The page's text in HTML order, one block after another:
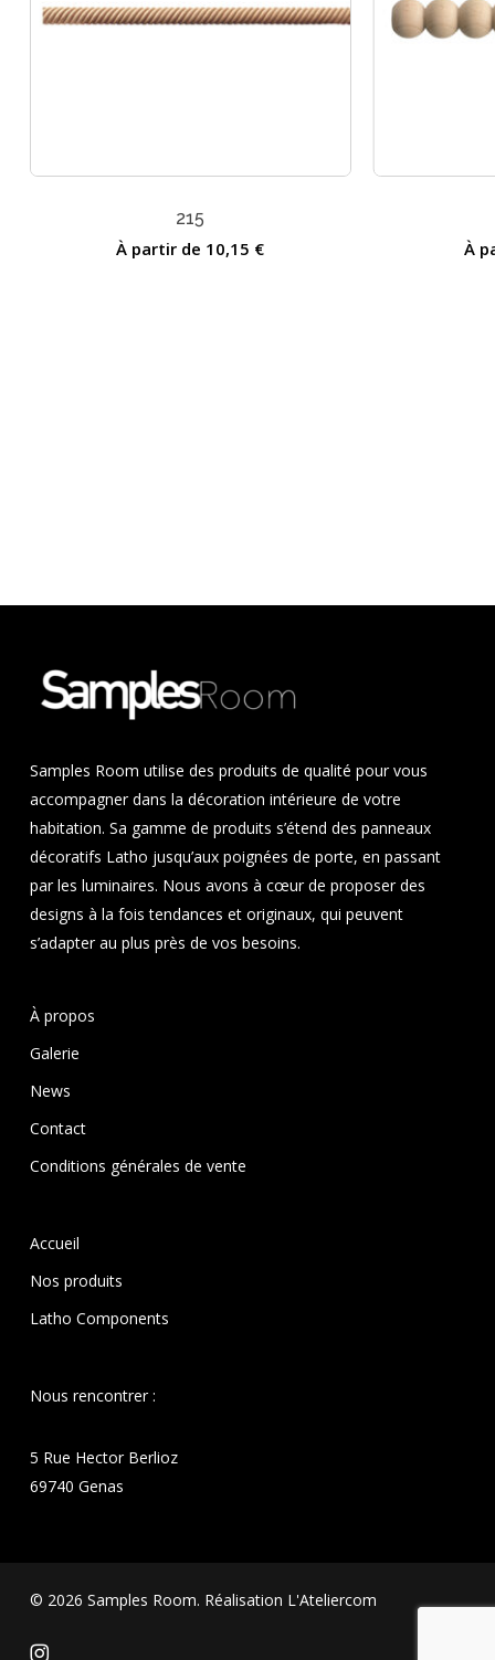
215
À partir de 10,15 € À
Samples Room utilise des produits de qualité pour vous
accompagner dans la décoration intérieure de votre
habitation. Sa gamme de produits s’étend des panneaux
décoratifs Latho jusqu’aux poignées de porte, en passant
par les luminaires. Nous avons à cœur de proposer des
designs à la fois tendances et originaux, qui peuvent
s’adapter au plus près de vos besoins.
À propos
Galerie
News
Contact
Conditions générales de vente
Accueil
Nos produits
Latho Components
Nous rencontrer :
5 Rue Hector Berlioz
69740 Genas
© 2026 Samples Room. Réalisation L'Ateliercom
instagram